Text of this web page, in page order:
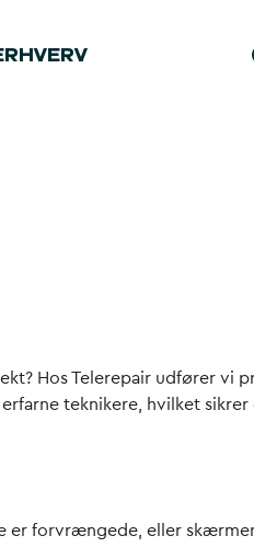
Hos Telerepair udfører vi
teknikere, hvilket
er forvrængede, eller